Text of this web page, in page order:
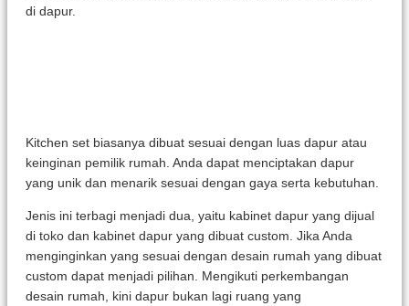
di dapur.
Kitchen set biasanya dibuat sesuai dengan luas dapur atau
keinginan pemilik rumah. Anda dapat menciptakan dapur
yang unik dan menarik sesuai dengan gaya serta kebutuhan.
Jenis ini terbagi menjadi dua, yaitu kabinet dapur yang dijual
di toko dan kabinet dapur yang dibuat custom. Jika Anda
menginginkan yang sesuai dengan desain rumah yang dibuat
custom dapat menjadi pilihan. Mengikuti perkembangan
desain rumah, kini dapur bukan lagi ruang yang